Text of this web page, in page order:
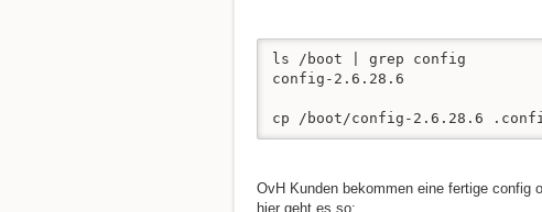
ls /boot | grep config
config-2.6.28.6
cp /boot/config-2.6.28.6
OvH Kunden bekommen eine fertige config
hier geht es so: